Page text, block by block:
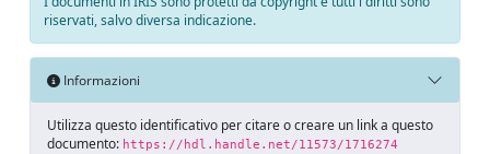
riservati, salvo diversa indicazione.
Informazioni
Utilizza questo identificativo per citare o creare un link a questo
documento: https://hdl.handle.net/11573/1716274